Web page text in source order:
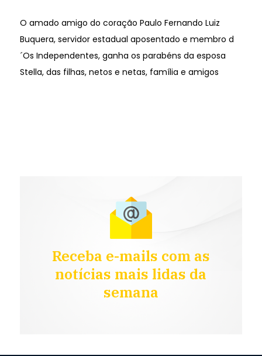
O amado amigo do coração Paulo Fernando Luiz
Buquera, servidor estadual aposentado e membro d
´Os Independentes, ganha os parabéns da esposa
Stella, das filhas, netos e netas, família e amigos
Receba e-mails com as
notícias mais lidas da
semana